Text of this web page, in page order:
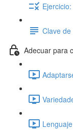
Clave
Adecuar para